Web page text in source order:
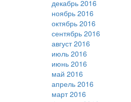
декабрь 2016
ноябрь 2016
октябрь 2016
сентябрь 2016
август 2016
июль 2016
июнь 2016
май 2016
апрель 2016
март 2016